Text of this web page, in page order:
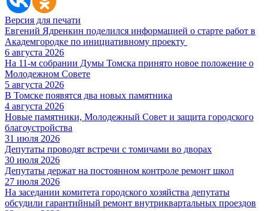
Версия для печати
Евгений Ядренкин поделился информацией о старте работ в
Академгородке по инициативному проекту
6 августа 2026
На 11-м собрании Думы Томска принято новое положение о
Молодежном Совете
5 августа 2026
В Томске появятся два новых памятника
4 августа 2026
Новые памятники, Молодежный Совет и защита городского
благоустройства
31 июля 2026
Депутаты проводят встречи с томичами во дворах
30 июля 2026
Депутаты держат на постоянном контроле ремонт школ
27 июля 2026
На заседании комитета городского хозяйства депутаты
обсудили гарантийный ремонт внутриквартальных проездов